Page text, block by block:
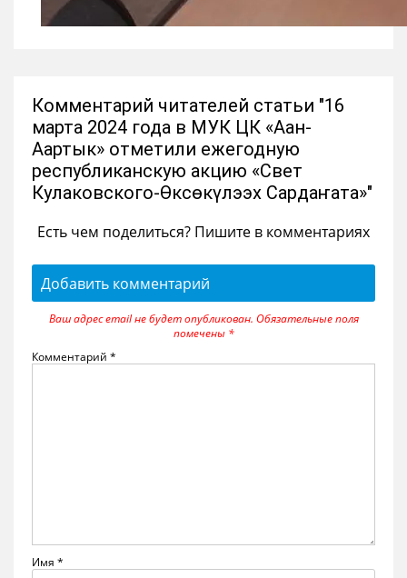
Комментарий читателей статьи "16
марта 2024 года в МУК ЦК «Аан-
Аартык» отметили ежегодную
республиканскую акцию «Свет
Кулаковского-Өксөкүлээх Сардаҥата»"
Есть чем поделиться? Пишите в комментариях
Добавить комментарий
Ваш адрес email не будет опубликован. Обязательные поля
помечены *
Комментарий *
Имя *